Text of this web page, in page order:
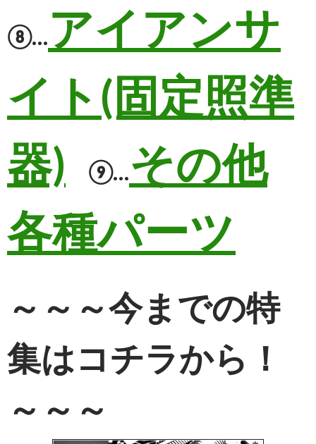
⑧…アイアンサ
イト(固定照準
器) ⑨…その他
各種パーツ
～～～今までの特
集はコチラから！
～～～